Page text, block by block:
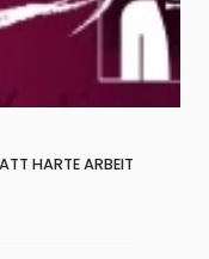
HARTE ARBEIT